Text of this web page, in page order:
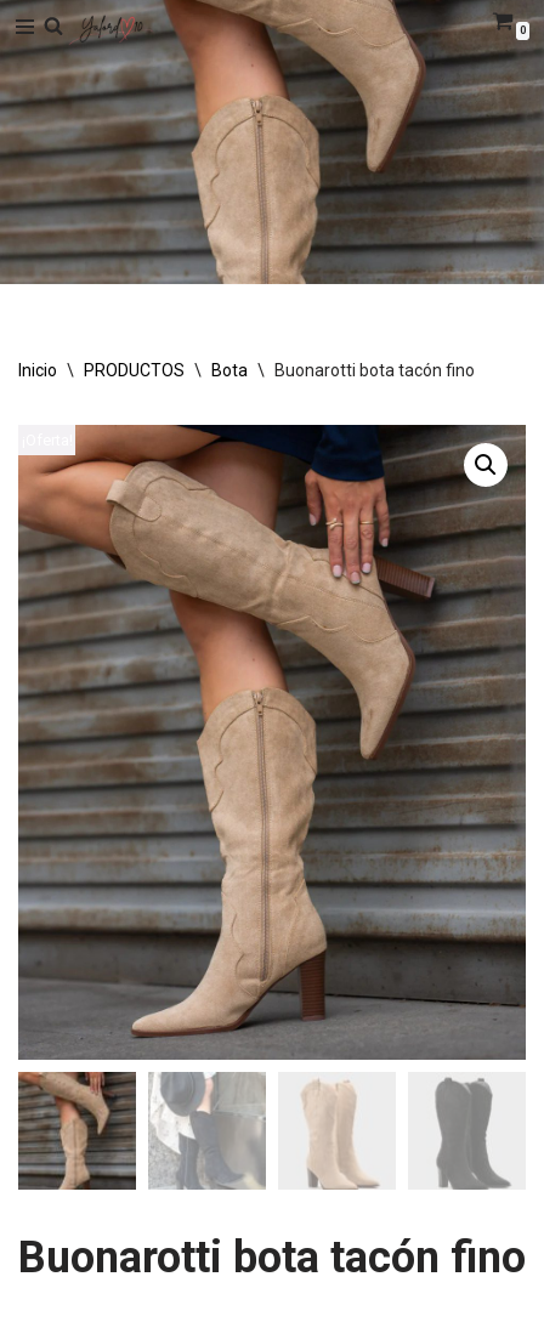
Saltar
al
contenido
0
Inicio \ PRODUCTOS \ Bota \ Buonarotti bota tacón fino
Buonarotti bota tacón fino